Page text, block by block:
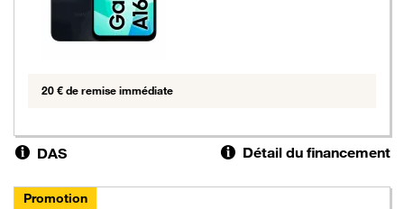
20 € de remise immédiate
DAS Détail du financement
Promotion